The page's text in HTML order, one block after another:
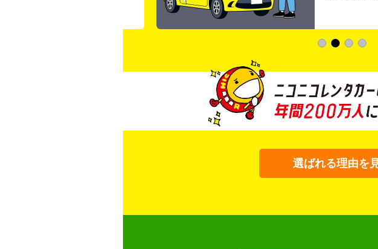
選ばれる理由を